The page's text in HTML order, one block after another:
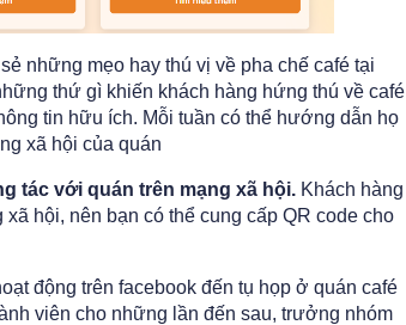
những mẹo hay thú vị về pha chế café tại
thứ gì khiến khách hàng hứng thú về café
tin hữu ích. Mỗi tuần có thể hướng dẫn họ
xã hội của quán
tác với quán trên mạng xã hội. Khách hàng
hội, nên bạn có thể cung cấp QR code cho
động trên facebook đến tụ họp ở quán café
viên cho những lần đến sau, trưởng nhóm